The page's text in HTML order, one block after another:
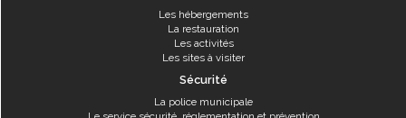
Les hébergements
La restauration
Les activités
Les sites à visiter
Sécurité
La police municipale